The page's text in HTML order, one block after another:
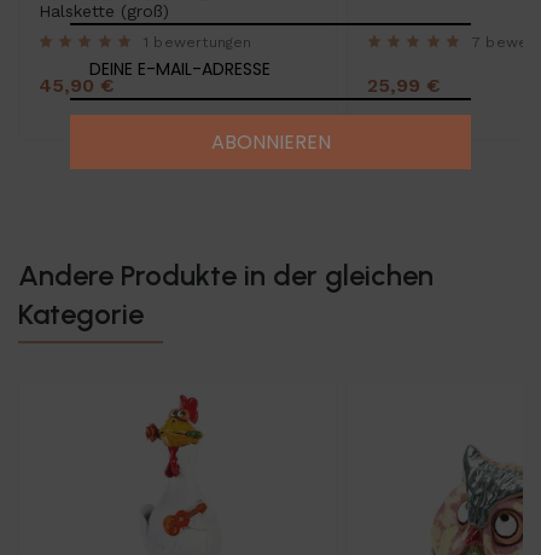
Halskette (groß)
1 bewertungen
45,90 €
7
25,99 €
Andere Produkte in der gleichen
Kategorie
ABONNIEREN